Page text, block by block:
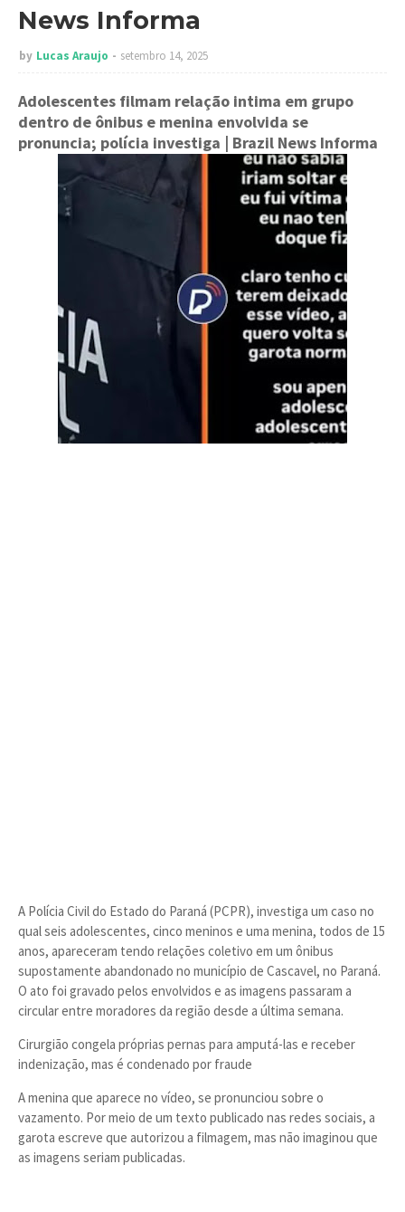
News Informa
by Lucas Araujo setembro 14, 2025
Adolescentes filmam relação intima em grupo
dentro de ônibus e menina envolvida se
pronuncia; polícia investiga | Brazil News Informa
A Polícia Civil do Estado do Paraná (PCPR), investiga um caso no
qual seis adolescentes, cinco meninos e uma menina, todos de 15
anos, apareceram tendo relações coletivo em um ônibus
supostamente abandonado no município de Cascavel, no Paraná.
O ato foi gravado pelos envolvidos e as imagens passaram a
circular entre moradores da região desde a última semana.
Cirurgião congela próprias pernas para amputá-las e receber
indenização, mas é condenado por fraude
A menina que aparece no vídeo, se pronunciou sobre o
vazamento. Por meio de um texto publicado nas redes sociais, a
garota escreve que autorizou a filmagem, mas não imaginou que
as imagens seriam publicadas.